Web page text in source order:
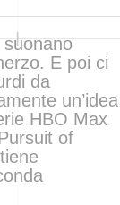
E poi ci
da
un’idea
HBO Max
of